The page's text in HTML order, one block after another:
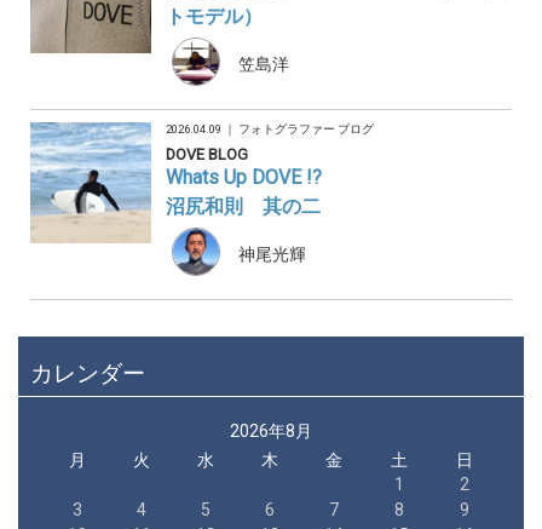
トモデル）
笠島洋
2026.04.09 ｜ フォトグラファー ブログ
DOVE BLOG
Whats Up DOVE !?
沼尻和則 其の二
神尾光輝
カレンダー
2026年8月
月
火 水 木 金 土 日
1
2
3
4 5 6 7 8
9